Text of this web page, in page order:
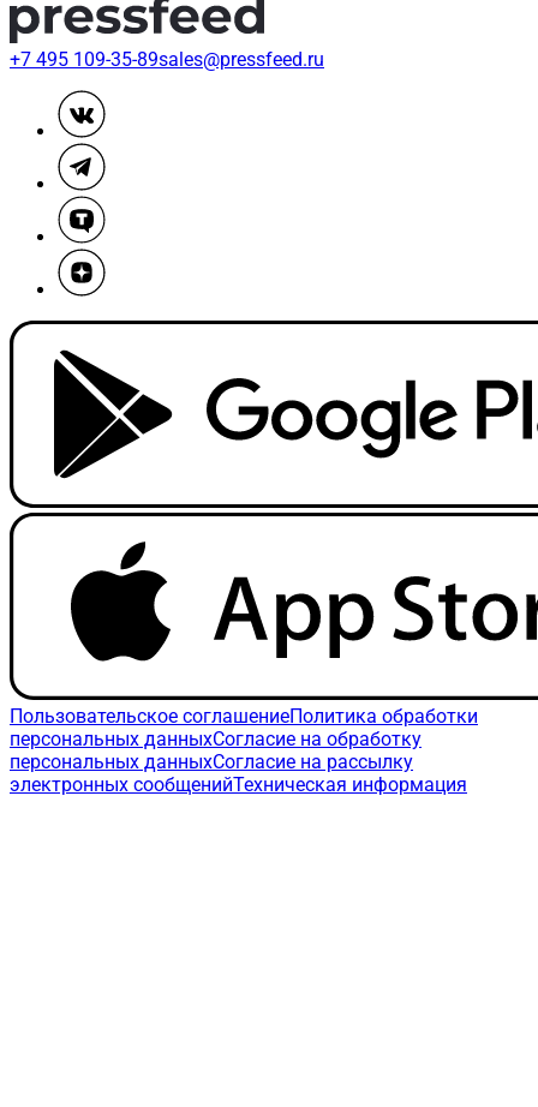
+7 495 109-35-89sales@pressfeed.ru
Пользовательское соглашениеПолитика обработки
персональных данныхСогласие на обработку
персональных данныхСогласие на рассылку
электронных сообщенийТехническая информация